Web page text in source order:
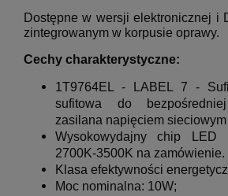
Dostępne w wersji elektronicznej i
zintegrowanym w korpusie oprawy.
Cechy charakterystyczne:
1T9764EL - LABEL 7 -
sufitowa do
zasilana napięciem sieciowym
Wysokowydajny chip LED
2700K-3500K na zamówienie.
Klasa efektywności
Moc nominalna: 10W;